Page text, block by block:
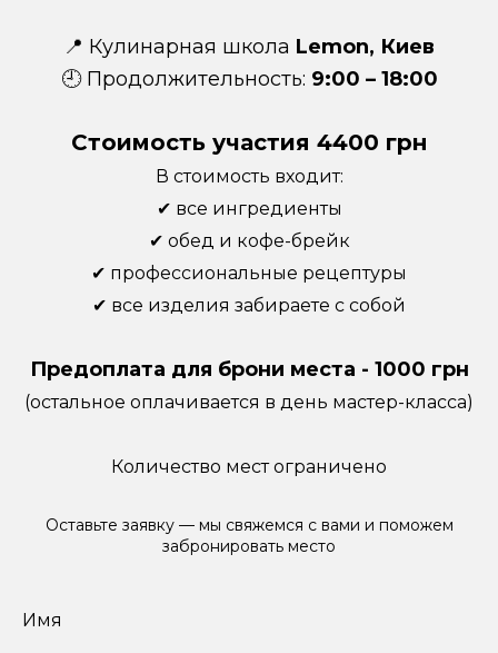
📍 Кулинарная школа Lemon, Киев
🕘 Продолжительность: 9:00 – 18:00
Стоимость участия 4400 грн
В стоимость входит:
✔ все ингредиенты
✔ обед и кофе-брейк
✔ профессиональные рецептуры
✔ все изделия забираете с собой
Предоплата для брони места - 1000 грн
(остальное оплачивается в день мастер-класса)
Количество мест ограничено
Оставьте заявку — мы свяжемся с вами и поможем
забронировать место
Имя